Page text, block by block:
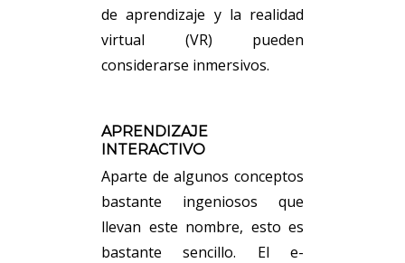
de aprendizaje y la realidad
virtual (VR) pueden
considerarse inmersivos.
APRENDIZAJE
INTERACTIVO
Aparte de algunos conceptos
bastante ingeniosos que
llevan este nombre, esto es
bastante sencillo. El e-